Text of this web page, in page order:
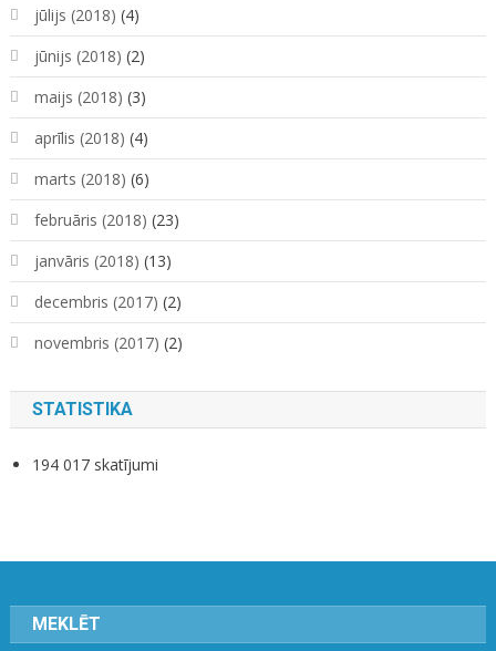
jūlijs (2018) (4)
jūnijs (2018) (2)
maijs (2018) (3)
aprīlis (2018) (4)
marts (2018) (6)
februāris (2018) (23)
janvāris (2018) (13)
decembris (2017) (2)
novembris (2017) (2)
STATISTIKA
194 017 skatījumi
MEKLĒT